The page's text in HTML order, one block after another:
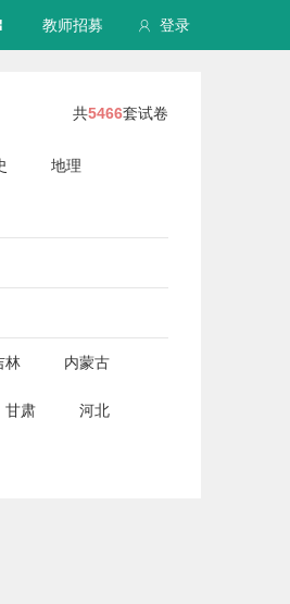
登录
教师招募
共5466套试卷
地理
林 内蒙古
甘肃 河北